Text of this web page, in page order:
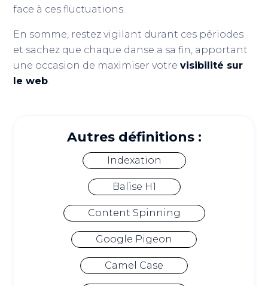
face à ces fluctuations.
En somme, restez vigilant durant ces périodes
et sachez que chaque danse a sa fin, apportant
une occasion de maximiser votrevisibilité sur
le web.
Autres définitions :
Indexation
Balise H1
Content Spinning
Google Pigeon
Camel Case